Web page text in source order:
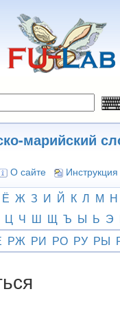
марийский
О сайте Инструкция
Ё Ж З И Й К Л М Н
Ц Ч Ш Щ Ъ Ы Ь Э
РЖ РИ РО РУ РЫ